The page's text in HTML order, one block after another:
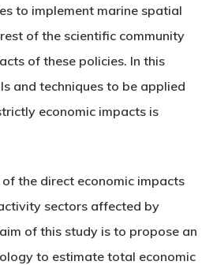
to implement marine spatial
of the scientific community
of these policies. In this
and techniques to be applied
economic impacts is
the direct economic impacts
sectors affected by
of this study is to propose an
to estimate total economic